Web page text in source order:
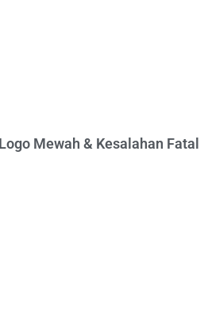
Mewah & Kesalahan Fatal